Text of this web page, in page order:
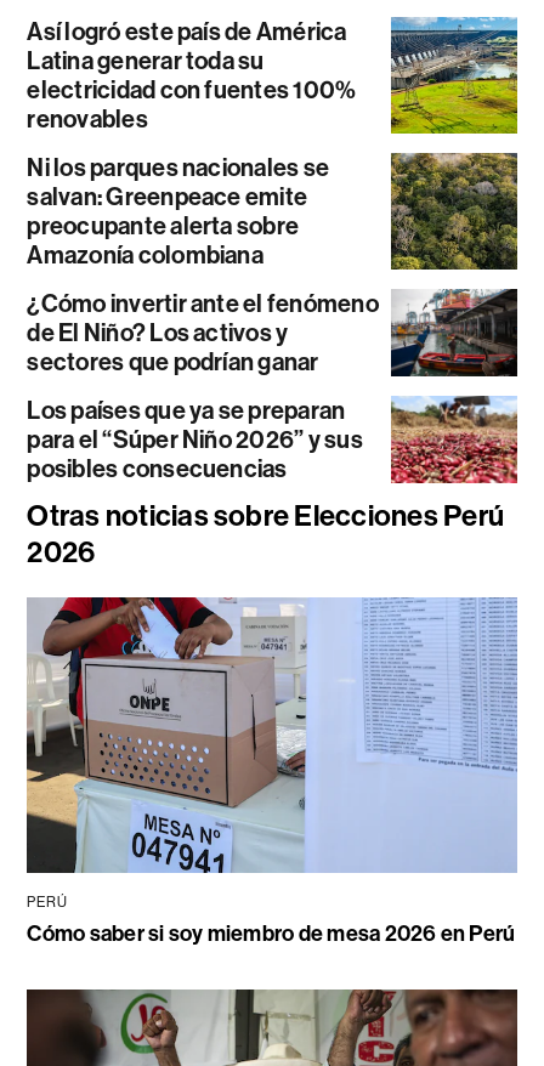
Así logró este país de América
Latina generar toda su
electricidad con fuentes 100%
renovables
Ni los parques nacionales se
salvan: Greenpeace emite
preocupante alerta sobre
Amazonía colombiana
¿Cómo invertir ante el fenómeno
de El Niño? Los activos y
sectores que podrían ganar
Los países que ya se preparan
para el “Súper Niño 2026” y sus
posibles consecuencias
Otras noticias sobre Elecciones Perú
2026
PERÚ
Cómo saber si soy miembro de mesa 2026 en Perú